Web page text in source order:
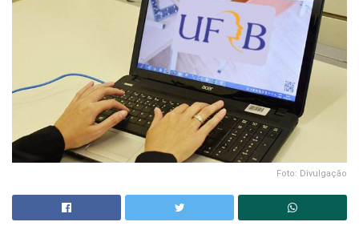
Foto: Divulgação